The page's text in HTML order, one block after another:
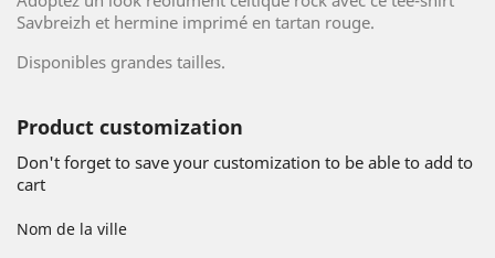
Savbreizh et hermine imprimé en tartan rouge.
Disponibles grandes tailles.
Product customization
Don't forget to save your customization to be able to add to
cart
Nom de la ville